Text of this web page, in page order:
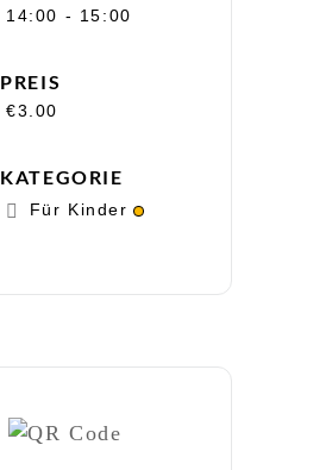
14:00 - 15:00
PREIS
€3.00
KATEGORIE
Für Kinder